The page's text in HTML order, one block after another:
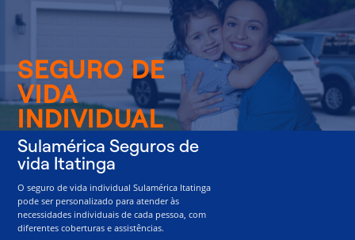
SEGURO DE
VIDA
INDIVIDUAL
Sulamérica Seguros de
vida Itatinga
O seguro de vida individual Sulamérica Itatinga
pode ser personalizado para atender às
necessidades individuais de cada pessoa, com
diferentes coberturas e assistências.